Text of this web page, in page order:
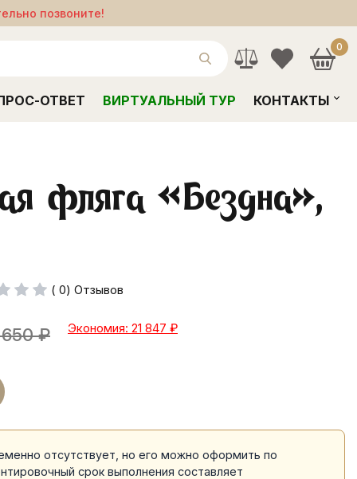
позвоните!
0
ОТВЕТ ВИРТУАЛЬНЫЙ ТУР КОНТАКТЫ
фляга «Бездна»,
( 0) Отзывов
₽ Экономия: 21 847 ₽
отсутствует, но его можно оформить по
срок выполнения составляет